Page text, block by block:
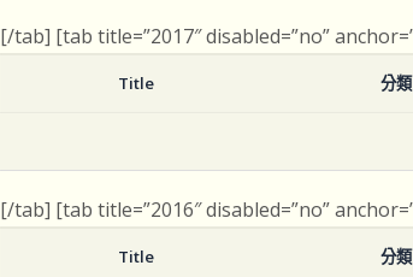
[/tab] [tab title=”2017″ disabled=”no”
Title 分類
[/tab] [tab title=”2016″ disabled=”no”
Title 分類